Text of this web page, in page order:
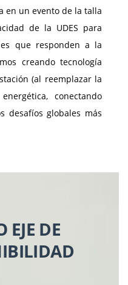
en un evento de la talla
de la UDES para
que responden a la
creando tecnología
(al reemplazar la
conectando
desafíos globales más
EJE DE